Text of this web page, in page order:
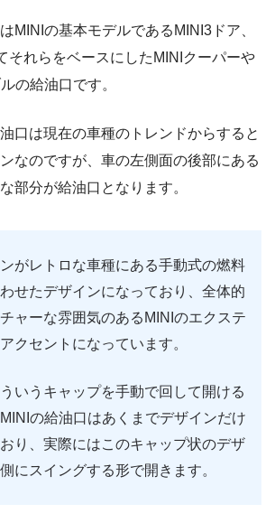
MINIの基本モデルであるMINI3ドア、
それらをベースにしたMINIクーパーや
の給油口です。
口は現在の車種のトレンドからすると
なのですが、車の左側面の後部にある
部分が給油口となります。
がレトロな車種にある手動式の燃料
せたデザインになっており、全体的
ャーな雰囲気のあるMINIのエクステ
クセントになっています。
いうキャップを手動で回して開ける
の給油口はあくまでデザインだけ
り、実際にはこのキャップ状のデザ
にスイングする形で開きます。